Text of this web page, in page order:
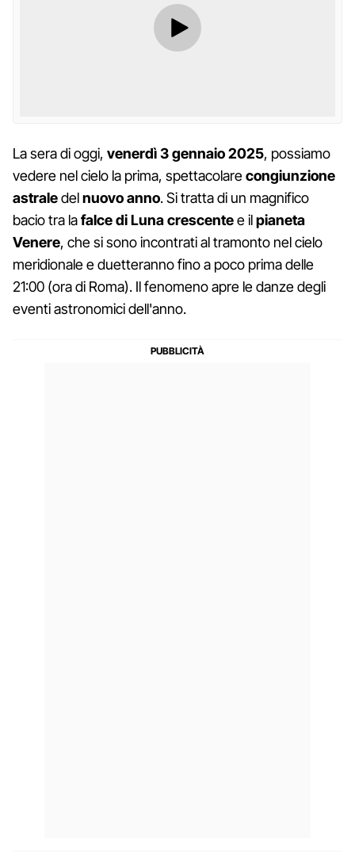
La sera di oggi, venerdì 3 gennaio 2025, possiamo
vedere nel cielo la prima, spettacolarecongiunzione
astraledelnuovo anno. Si tratta di un magnifico
bacio tra lafalce di Luna crescentee ilpianeta
Venere, che si sono incontrati al tramonto nel cielo
meridionale e duetteranno fino a poco prima delle
21:00 (ora di Roma). Il fenomeno apre le danze degli
eventi astronomici dell'anno.